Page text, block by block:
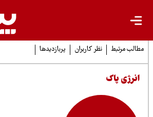
مرتبط نظر کاربران پربازدیدها
پاک